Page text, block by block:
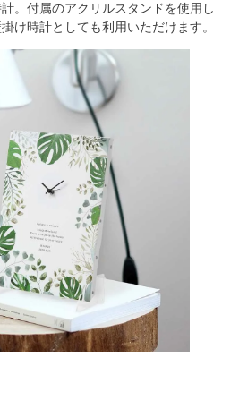
。付属のアクリルスタンドを使用し
け時計としても利用いただけます。